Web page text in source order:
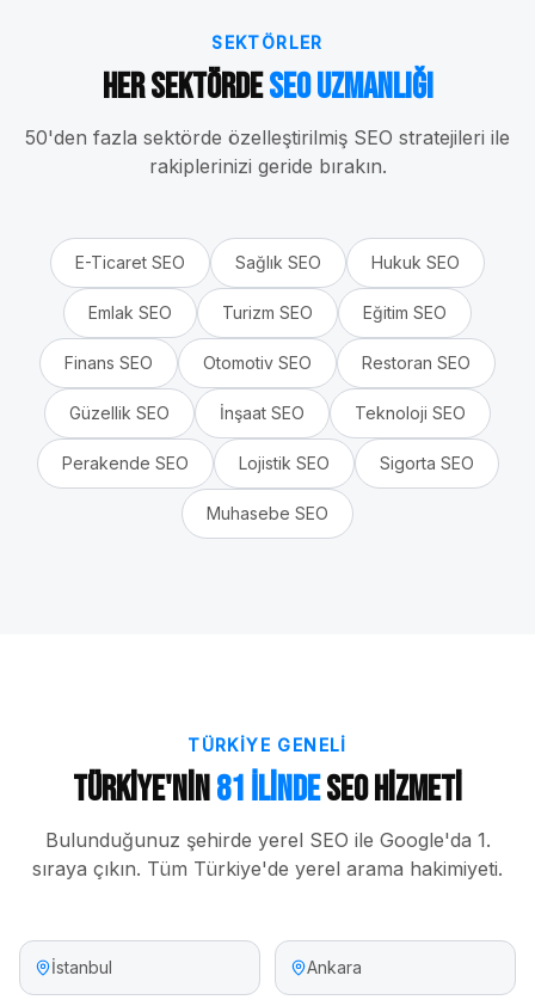
SEKTÖRLER
Her SektördeSEO Uzmanlığı
50'den fazla sektörde özelleştirilmiş SEO stratejileri ile
rakiplerinizi geride bırakın.
E-Ticaret SEO Sağlık SEO Hukuk SEO
Emlak SEO Turizm SEO Eğitim SEO
Finans SEO Otomotiv SEO Restoran SEO
Güzellik SEO İnşaat SEO Teknoloji SEO
Perakende SEO Lojistik SEO Sigorta SEO
Muhasebe SEO
TÜRKIYE GENELI
Türkiye'nin81 İlindeSEO Hizmeti
Bulunduğunuz şehirde yerel SEO ile Google'da 1.
sıraya çıkın. Tüm Türkiye'de yerel arama hakimiyeti.
İstanbul Ankara